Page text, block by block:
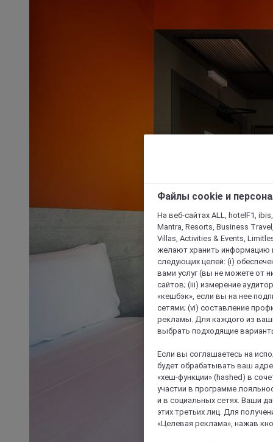
Файлы cookie и
На веб-сайтах ALL, hotelF1,
Mantra, Resorts, Business
Villas, Activities & Events,
желают хранить информацию
следующих целей: (i)
вами услуг (вы не можете от
сайтов; (iii) измерение
«кешбэк», если вы на нее
сетями; (vi) составление
рекламы. Для каждого из
выбрать подходящие
Если вы соглашаетесь на
будет обрабатывать ваш
«хеш-функции» (hashed) в
участии в программе
и в социальных сетях. Ваши
этих третьих лиц. Для
«Целевая реклама», нажав